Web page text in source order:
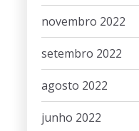
novembro 2022
setembro 2022
agosto 2022
junho 2022